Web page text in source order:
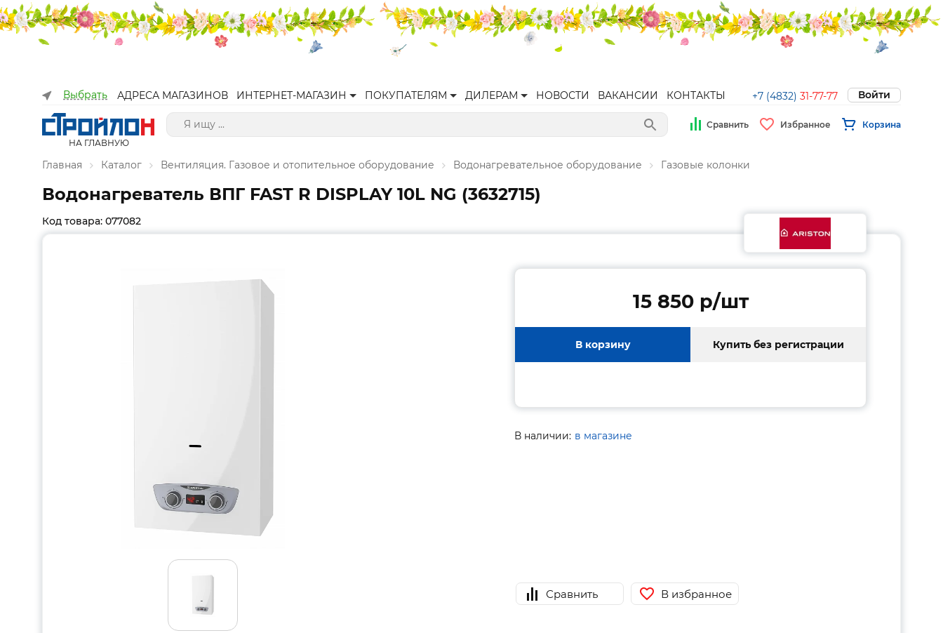
Выбрать АДРЕСА МАГАЗИНОВ ИНТЕРНЕТ-МАГАЗИН ПОКУПАТЕЛЯМ ДИЛЕРАМ НОВОСТИ ВАКАНСИИ КОНТАКТЫ +7 (4832) 31-77-77 Войти
НА ГЛАВНУЮ
Сравнить Избранное Корзина
Главная Каталог Вентиляция. Газовое и отопительное оборудование Водонагревательное оборудование Газовые колонки
Водонагреватель ВПГ FAST R DISPLAY 10L NG (3632715)
Код товара: 077082
15 850 p/шт
В корзину Купить без регистрации
В наличии: в магазине
Сравнить В избранное